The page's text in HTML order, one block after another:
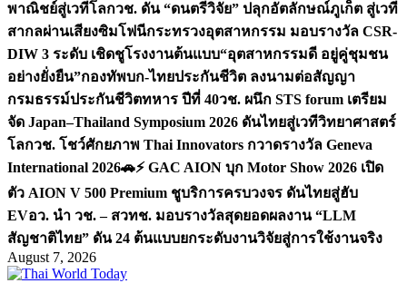
พาณิชย์สู่เวทีโลกวช. ดัน “ดนตรีวิจัย” ปลุกอัตลักษณ์ภูเก็ต สู่เวที
สากลผ่านเสียงซิมโฟนีกระทรวงอุตสาหกรรม มอบรางวัล CSR-
DIW 3 ระดับ เชิดชูโรงงานต้นแบบ“อุตสาหกรรมดี อยู่คู่ชุมชน
อย่างยั่งยืน”กองทัพบก-ไทยประกันชีวิต ลงนามต่อสัญญา
กรมธรรม์ประกันชีวิตทหาร ปีที่ 40วช. ผนึก STS forum เตรียม
จัด Japan–Thailand Symposium 2026 ดันไทยสู่เวทีวิทยาศาสตร์
โลกวช. โชว์ศักยภาพ Thai Innovators กวาดรางวัล Geneva
International 2026🚗⚡️ GAC AION บุก Motor Show 2026 เปิด
ตัว AION V 500 Premium ชูบริการครบวงจร ดันไทยสู่ฮับ
EVอว. นำ วช. – สวทช. มอบรางวัลสุดยอดผลงาน “LLM
สัญชาติไทย” ดัน 24 ต้นแบบยกระดับงานวิจัยสู่การใช้งานจริง
August 7, 2026